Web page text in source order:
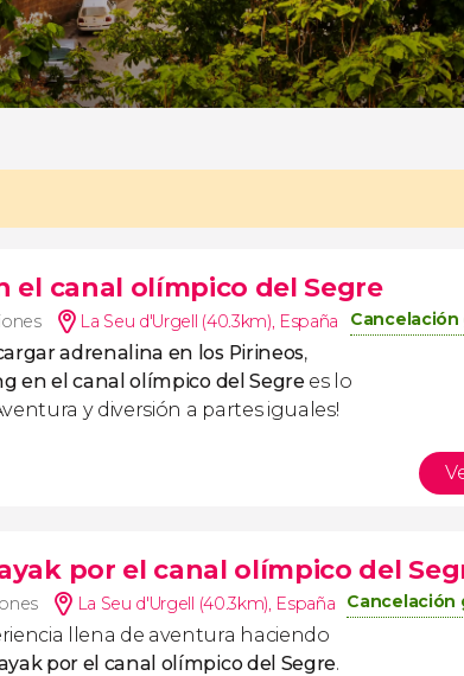
el canal olímpico del Segre
La Seu d'Urgell (40.3km), España
adrenalina en los Pirineos,
en el canal olímpico del Segre es lo
y diversión a partes iguales!
por el canal olímpico del
La Seu d'Urgell (40.3km), España Cancelación
llena de aventura haciendo
por el canal olímpico del Segre.